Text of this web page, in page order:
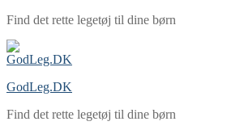
Spring
indhold
Menu
Luk
Find det rette legetøj til dine børn
GodLeg.DK
Find det rette legetøj til dine børn